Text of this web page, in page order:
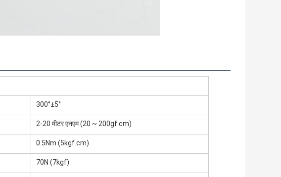
300°±5°
2-20 मीटर एनएम (20 ~ 200gf.cm)
0.5Nm (5kgf.cm)
70N (7kgf)